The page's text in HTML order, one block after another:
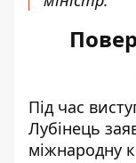
Під час
Лубінець
міжнародну